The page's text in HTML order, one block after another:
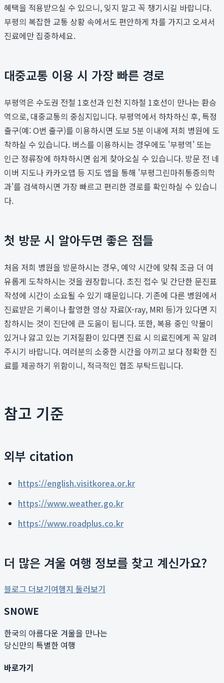
혜택을 적용받으실 수 있으니, 잊지 말고 꼭 챙기시길 바랍니다.
부평의 복잡한 교통 상황 속에서도 편안하게 차를 가지고 오셔서
진료에만 집중하세요.
대중교통 이용 시 가장 빠른 경로
부평역은 수도권 전철 1호선과 인천 지하철 1호선이 만나는 환승
역으로, 대중교통의 중심지입니다. 부평역에서 하차하신 후, 특정
출구(예: O번 출구)를 이용하시면 도보 5분 이내에 저희 병원에 도
착하실 수 있습니다. 버스를 이용하시는 경우에도 '부평역' 또는
인근 정류장에 하차하시면 쉽게 찾아오실 수 있습니다. 방문 전 네
이버 지도나 카카오맵 등 지도 앱을 통해 '부평그린마취통증의학
과'를 검색하시면 가장 빠르고 편리한 경로를 확인하실 수 있습니
다.
첫 방문 시 알아두면 좋은 점들
처음 저희 병원을 방문하시는 경우, 예약 시간에 맞춰 조금 더 여
유롭게 도착하시는 것을 권장합니다. 초진 접수 및 간단한 문진표
작성에 시간이 소요될 수 있기 때문입니다. 기존에 다른 병원에서
진료받은 기록이나 촬영한 영상 자료(X-ray, MRI 등)가 있다면 지
참하시는 것이 진단에 큰 도움이 됩니다. 또한, 복용 중인 약물이
있거나 앓고 있는 기저질환이 있다면 진료 시 의료진에게 꼭 알려
주시기 바랍니다. 여러분의 소중한 시간을 아끼고 보다 정확한 진
료를 제공하기 위함이니, 적극적인 협조 부탁드립니다.
참고 기준
외부 citation
https://english.visitkorea.or.kr
https://www.weather.go.kr
https://www.roadplus.co.kr
더 많은 겨울 여행 정보를 찾고 계신가요?
블로그 더보기여행지 둘러보기
SNOWE
한국의 아름다운 겨울을 만나는
당신만의 특별한 여행
바로가기